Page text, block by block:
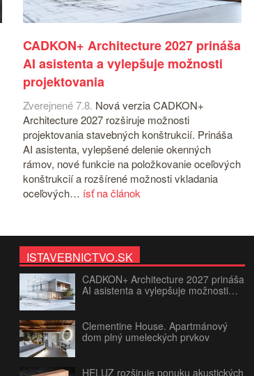
CADKON+ Architecture 2027 prináša
AI asistenta a vylepšuje možnosti
projektovania
Zverejnené 7.8. Nová verzia CADKON+
Architecture 2027 rozširuje možnosti
projektovania stavebných konštrukcií. Prináša
AI asistenta, vylepšené delenie okenných
rámov, nové funkcie na položkovanie oceľových
konštrukcií a rozšírené možnosti vkladania
oceľových… ísť na článok
ISTAVEBNICTVO.SK
CADKON+ Architecture 2027 prináša
AI asistenta a vylepšuje možnosti…
Clementine House. Apartmánový
dom plný umeleckých prvkov
HELUZ rozširuje ponuku akustických